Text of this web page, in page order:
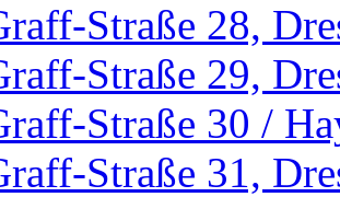
Straße 28,
Straße 29,
Straße 30 /
Straße 31,